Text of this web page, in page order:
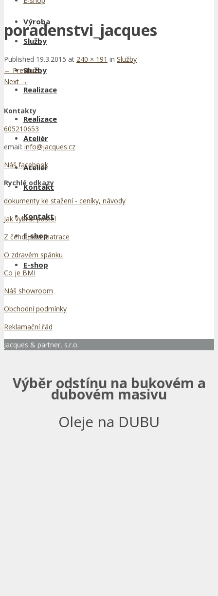
Služby
Realizace
Ateliér
Kontakt
E-shop
Výroba
Služby
Realizace
Ateliér
Kontakt
E-shop
poradenstvi_jacques
Published 19.3.2015 at 240 × 191 in Služby
← Previous
Next →
Kontakty
605210653
email: info@jacques.cz
Náš facebook
Rychlé odkazy
dokumenty ke stažení - ceníky, návody
Jak vybrat postel
Z čeho jsou matrace
O zdravém spánku
Co je BMI
Náš showroom
Obchodní podmínky
Reklamační řád
Jacques & partner, s.r.o.
Výběr odstínu na bukovém a
dubovém masivu
Oleje na DUBU